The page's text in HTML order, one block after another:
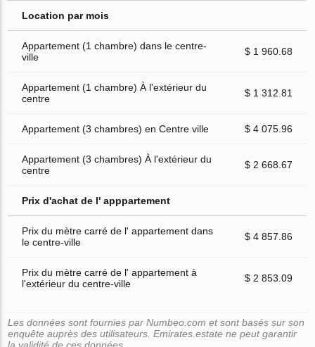
Location par mois
Appartement (1 chambre) dans le centre-
ville
$ 1 960.68
Appartement (1 chambre) À l'extérieur du
centre
$ 1 312.81
Appartement (3 chambres) en Centre ville $ 4 075.96
Appartement (3 chambres) À l'extérieur du
centre
$ 2 668.67
Prix d'achat de l' apppartement
Prix du mètre carré de l' appartement dans
le centre-ville
$ 4 857.86
Prix du mètre carré de l' appartement à
l'extérieur du centre-ville
$ 2 853.09
Les données sont fournies par Numbeo.com et sont basés sur son
enquête auprès des utilisateurs. Emirates.estate ne peut garantir
la validité de ces données.